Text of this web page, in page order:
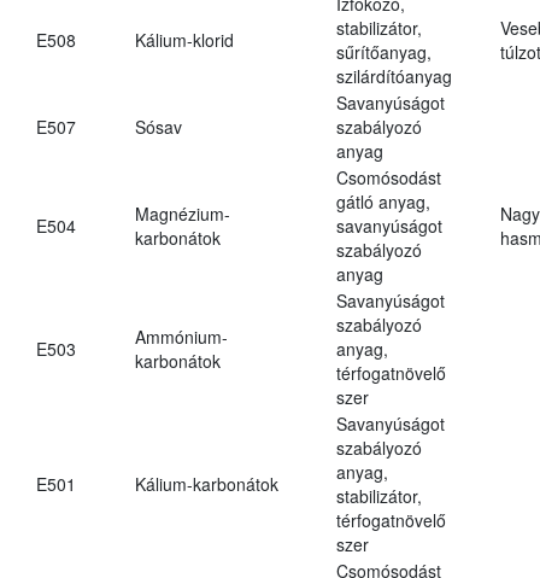
E508 Kálium-klorid
stabilizátor,
sűrítőanyag,
szilárdítóanyag
E507 Sósav
Savanyúságot
szabályozó
anyag
E504
Magnézium-
karbonátok
Csomósodást
gátló anyag,
savanyúságot
szabályozó
anyag
E503
Ammónium-
karbonátok
Savanyúságot
szabályozó
anyag,
térfogatnövelő
szer
E501 Kálium-karbonátok
Savanyúságot
szabályozó
anyag,
stabilizátor,
térfogatnövelő
szer
Csomósodást